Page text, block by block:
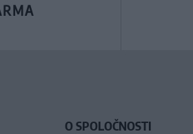
O SPOLOČNOSTI